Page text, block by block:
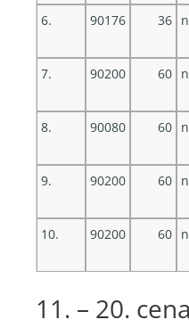
6. 90176 36
7.
90200 60
8.
90080 60
9. 90200 60
10.
90200 60
11. – 20.